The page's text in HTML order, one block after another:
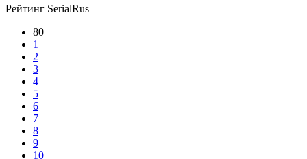
Рейтинг SerialRus
80
1
2
3
4
5
6
7
8
9
10